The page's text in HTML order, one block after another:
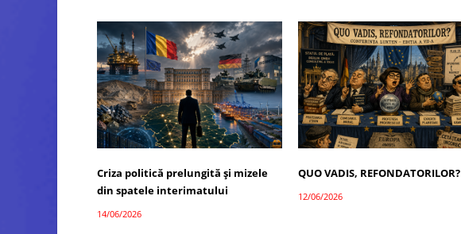
Criza politică prelungită și mizele
din spatele interimatului
14/06/2026
QUO VADIS, REFONDATORILOR?
12/06/2026